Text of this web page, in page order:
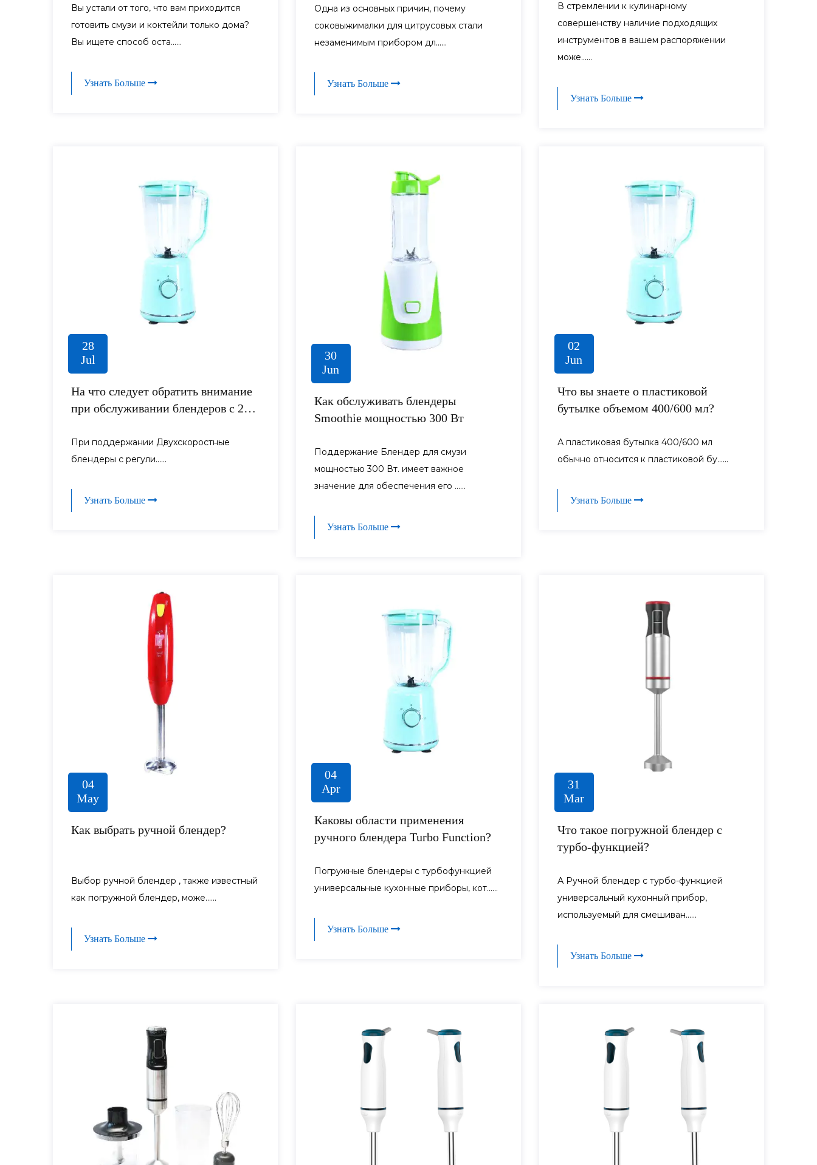
Вы устали от того, что вам приходится
готовить смузи и коктейли только дома?
Вы ищете способ оста......
Узнать Больше
Одна из основных причин, почему
соковыжималки для цитрусовых стали
незаменимым прибором дл......
Узнать Больше
В стремлении к кулинарному
совершенству наличие подходящих
инструментов в вашем распоряжении
може......
Узнать Больше
28
Jul
На что следует обратить внимание
при обслуживании блендеров с 2
При поддержании Двухскоростные
блендеры с регули......
Узнать Больше
30
Jun
Как обслуживать блендеры
Smoothie мощностью 300 Вт
Поддержание Блендер для смузи
мощностью 300 Вт. имеет важное
значение для обеспечения его ......
Узнать Больше
02
Jun
Что вы знаете о пластиковой
бутылке объемом 400/600 мл?
А пластиковая бутылка 400/600 мл
обычно относится к пластиковой бу......
Узнать Больше
04
May
Как выбрать ручной блендер?
Выбор ручной блендер , также известный
как погружной блендер, може......
Узнать Больше
04
Apr
Каковы области применения
ручного блендера Turbo Function?
Погружные блендеры с турбофункцией
универсальные кухонные приборы, кот......
Узнать Больше
31
Mar
Что такое погружной блендер с
турбо-функцией?
А Ручной блендер с турбо-функцией
универсальный кухонный прибор,
используемый для смешиван......
Узнать Больше